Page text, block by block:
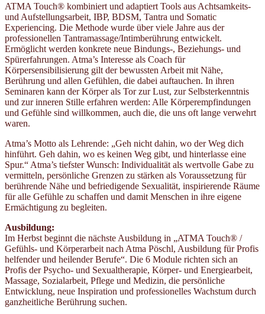
ATMA Touch® kombiniert und adaptiert Tools aus Achtsamkeits-
und Aufstellungsarbeit, IBP, BDSM, Tantra und Somatic
Experiencing. Die Methode wurde über viele Jahre aus der
professionellen Tantramassage/Intimberührung entwickelt.
Ermöglicht werden konkrete neue Bindungs-, Beziehungs- und
Spürerfahrungen. Atma’s Interesse als Coach für
Körpersensibilisierung gilt der bewussten Arbeit mit Nähe,
Berührung und allen Gefühlen, die dabei auftauchen. In ihren
Seminaren kann der Körper als Tor zur Lust, zur Selbsterkenntnis
und zur inneren Stille erfahren werden: Alle Körperempfindungen
und Gefühle sind willkommen, auch die, die uns oft lange verwehrt
waren.
Atma’s Motto als Lehrende: „Geh nicht dahin, wo der Weg dich
hinführt. Geh dahin, wo es keinen Weg gibt, und hinterlasse eine
Spur.“ Atma’s tiefster Wunsch: Individualität als wertvolle Gabe zu
vermitteln, persönliche Grenzen zu stärken als Voraussetzung für
berührende Nähe und befriedigende Sexualität, inspirierende Räume
für alle Gefühle zu schaffen und damit Menschen in ihre eigene
Ermächtigung zu begleiten.
Ausbildung:
Im Herbst beginnt die nächste Ausbildung in „ATMA Touch® /
Gefühls- und Körperarbeit nach Atma Pöschl, Ausbildung für Profis
helfender und heilender Berufe“. Die 6 Module richten sich an
Profis der Psycho- und Sexualtherapie, Körper- und Energiearbeit,
Massage, Sozialarbeit, Pflege und Medizin, die persönliche
Entwicklung, neue Inspiration und professionelles Wachstum durch
ganzheitliche Berührung suchen.